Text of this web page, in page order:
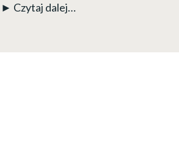
► Czytaj dalej…